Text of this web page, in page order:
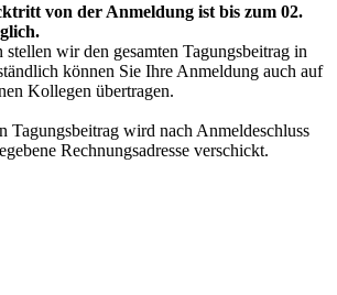
von der Anmeldung ist bis zum 02.
stellen wir den gesamten Tagungsbeitrag in
können Sie Ihre Anmeldung auch auf
Kollegen übertragen.
Tagungsbeitrag wird nach Anmeldeschluss
Rechnungsadresse verschickt.